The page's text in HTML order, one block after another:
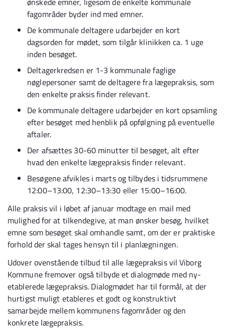
fagområder byder ind med emner.
De kommunale deltagere udarbejder en kort
dagsorden for mødet, som tilgår klinikken ca. 1 uge
inden besøget.
Deltagerkredsen er 1-3 kommunale faglige
nøglepersoner samt de deltagere fra lægepraksis, som
den enkelte praksis finder relevant.
De kommunale deltagere udarbejder en kort opsamling
efter besøget med henblik på opfølgning på eventuelle
aftaler.
Der afsættes 30-60 minutter til besøget, alt efter
hvad den enkelte lægepraksis finder relevant.
Besøgene afvikles i marts og tilbydes i tidsrummene
12:00–13:00, 12:30–13:30 eller 15:00–16:00.
Alle praksis vil i løbet af januar modtage en mail med
mulighed for at tilkendegive, at man ønsker besøg, hvilket
emne som besøget skal omhandle samt, om der er praktiske
forhold der skal tages hensyn til i planlægningen.
Udover ovenstående tilbud til alle lægepraksis vil Viborg
Kommune fremover også tilbyde et dialogmøde med ny-
etablerede lægepraksis. Dialogmødet har til formål, at der
hurtigst muligt etableres et godt og konstruktivt
samarbejde mellem kommunens fagområder og den
konkrete lægepraksis.